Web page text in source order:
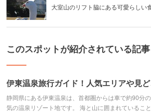
大室山のリフト脇にある可愛らしい
このスポットが紹介されている記事
伊東温泉旅行ガイド！人気エリアや見
静岡県にある伊東温泉は、首都圏からは車で約90分
気の温泉リゾート地です。 海と山に囲まれているこ